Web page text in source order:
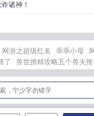
诸神！
网游之超级红名 乖乖小母
了
兽世撩精攻略五个兽夫
全文
进地府好还是阴间好
主番外完整版
文心智体
美强师尊的惨小